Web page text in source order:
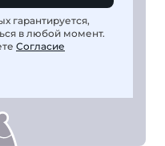
гарантируется,
в любой момент.
Согласие